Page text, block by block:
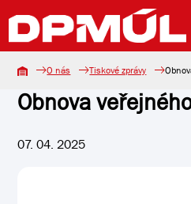
O nás Tiskové zprávy
Obnova
07. 04. 2025